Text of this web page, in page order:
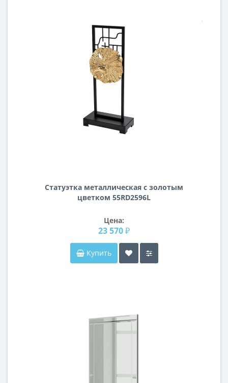
Статуэтка металлическая с золотым
цветком 55RD2596L
Цена:
23 570 ₽
Купить